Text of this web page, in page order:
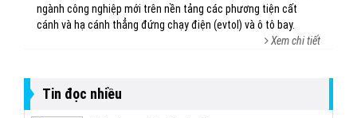
ngành công nghiệp mới trên nền tảng các phương tiện cất
cánh và hạ cánh thẳng đứng chạy điện (evtol) và ô tô bay.
Xem chi tiết
Tin đọc nhiều